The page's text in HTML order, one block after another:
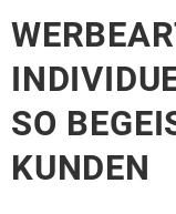
SO
KUNDEN